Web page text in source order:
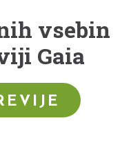
vsebin
Gaia